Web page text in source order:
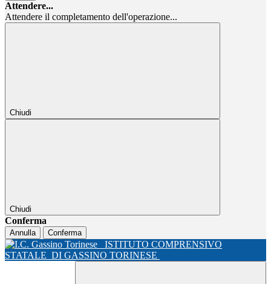
Attendere...
Attendere il completamento dell'operazione...
Chiudi
Chiudi
Conferma
Annulla Conferma
ISTITUTO COMPRENSIVO
STATALE DI GASSINO TORINESE